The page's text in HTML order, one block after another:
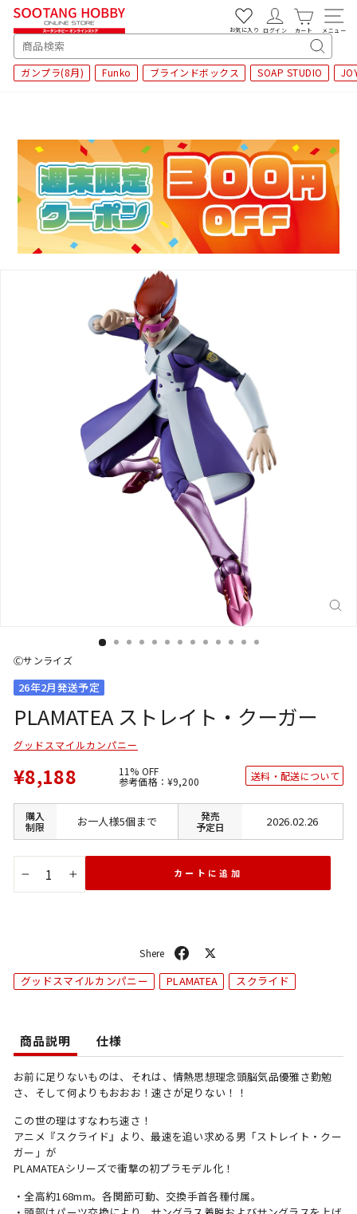
SEARCH
キ
ー
検
索
ガンプラ(8月) Funko ブラインドボックス SOAP STUDIO
お気に入り ログイン カート メニュー
Ⓒサンライズ
26年2月発送予定
PLAMATEA ストレイト・クーガー
グッドスマイルカンパニー
¥8,188 11% OFF
参考価格：通
価
¥9,200
格
送料・配送について
購入
制限
お一人様5個まで
発売
予定日
2026.02.26
+
カートに追加
シ
ア
ト
グッドスマイルカンパニー PLAMATEA スクライド
商品説明 仕様
お前に足りないものは、それは、情熱思想理念頭脳気品優雅さ勤勉
さ、そして何よりもおおお！速さが足りない！！
この世の理はすなわち速さ！
アニメ『スクライド』より、最速を追い求める男「ストレイト・クー
ガー」が
PLAMATEAシリーズで衝撃の初プラモデル化！
・全高約168mm。各関節可動、交換手首各種付属。